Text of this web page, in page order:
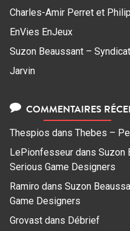
Charles-Amir Perret et
EnVies EnJeux
Suzon Beaussant –
Jarvin
COMMENTAIRES
Thespios dans Thebes –
LePionfesseur dans Suzon
Serious Game Designers
Ramiro dans Suzon
Game Designers
Grovast dans Débrief